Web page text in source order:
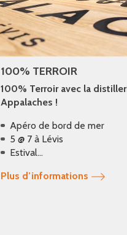
100% TERROIR
100% Terroir avec la
Appalaches !
Apéro de bord de mer
5 @ 7 à Lévis
Estival...
Plus d’informations